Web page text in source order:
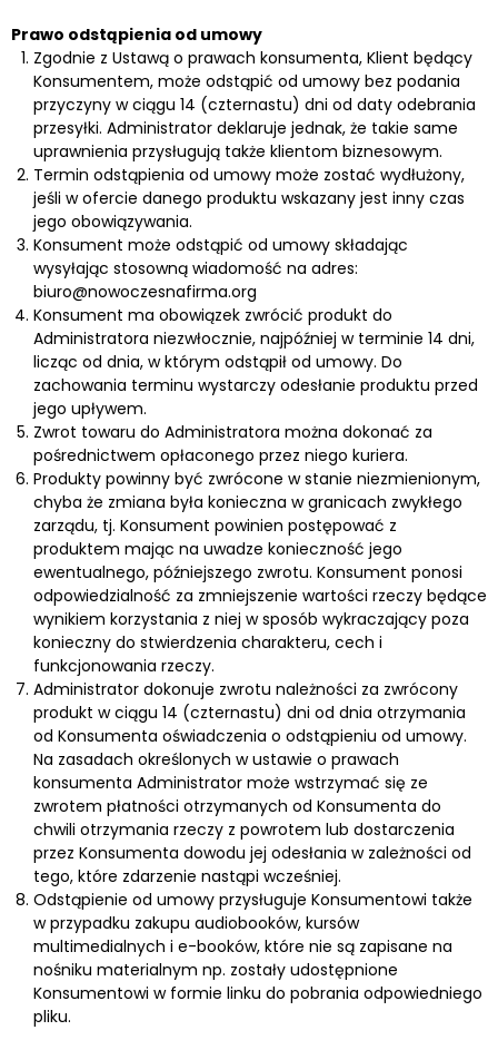
Prawo odstąpienia od umowy
Zgodnie z Ustawą o prawach konsumenta, Klient będący
Konsumentem, może odstąpić od umowy bez podania
przyczyny w ciągu 14 (czternastu) dni od daty odebrania
przesyłki. Administrator deklaruje jednak, że takie same
uprawnienia przysługują także klientom biznesowym.
Termin odstąpienia od umowy może zostać wydłużony,
jeśli w ofercie danego produktu wskazany jest inny czas
jego obowiązywania.
Konsument może odstąpić od umowy składając
wysyłając stosowną wiadomość na adres:
biuro@nowoczesnafirma.org
Konsument ma obowiązek zwrócić produkt do
Administratora niezwłocznie, najpóźniej w terminie 14 dni,
licząc od dnia, w którym odstąpił od umowy. Do
zachowania terminu wystarczy odesłanie produktu przed
jego upływem.
Zwrot towaru do Administratora można dokonać za
pośrednictwem opłaconego przez niego kuriera.
Produkty powinny być zwrócone w stanie niezmienionym,
chyba że zmiana była konieczna w granicach zwykłego
zarządu, tj. Konsument powinien postępować z
produktem mając na uwadze konieczność jego
ewentualnego, późniejszego zwrotu. Konsument ponosi
odpowiedzialność za zmniejszenie wartości rzeczy będące
wynikiem korzystania z niej w sposób wykraczający poza
konieczny do stwierdzenia charakteru, cech i
funkcjonowania rzeczy.
Administrator dokonuje zwrotu należności za zwrócony
produkt w ciągu 14 (czternastu) dni od dnia otrzymania
od Konsumenta oświadczenia o odstąpieniu od umowy.
Na zasadach określonych w ustawie o prawach
konsumenta Administrator może wstrzymać się ze
zwrotem płatności otrzymanych od Konsumenta do
chwili otrzymania rzeczy z powrotem lub dostarczenia
przez Konsumenta dowodu jej odesłania w zależności od
tego, które zdarzenie nastąpi wcześniej.
Odstąpienie od umowy przysługuje Konsumentowi także
w przypadku zakupu audiobooków, kursów
multimedialnych i e-booków, które nie są zapisane na
nośniku materialnym np. zostały udostępnione
Konsumentowi w formie linku do pobrania odpowiedniego
pliku.